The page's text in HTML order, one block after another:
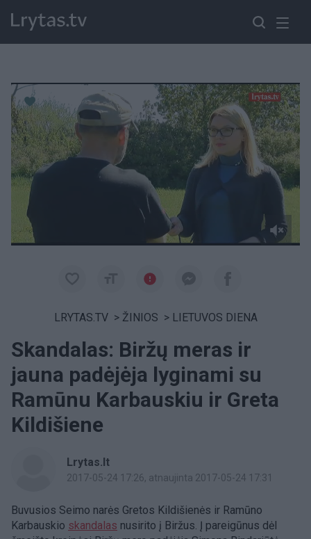
Paremkite Ukrainą
LRYTAS.TV > ŽINIOS > LIETUVOS DIENA
Skandalas: Biržų meras ir
jauna padėjėja lyginami su
Ramūnu Karbauskiu ir Greta
Kildišiene
Lrytas.lt
2017-05-24 17:26, atnaujinta 2017-05-24 17:31
Buvusios Seimo narės Gretos Kildišienės ir Ramūno
Karbauskio skandalas nusirito į Biržus. Į pareigūnus dėl